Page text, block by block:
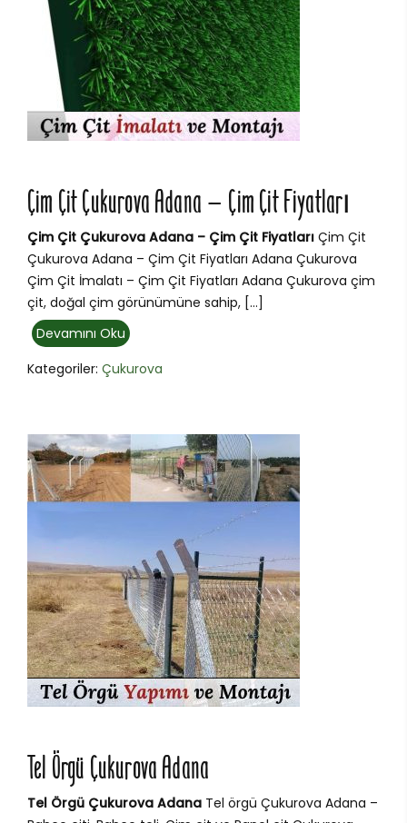
Çim Çit Çukurova Adana – Çim Çit Fiyatları
Çim Çit Çukurova Adana – Çim Çit Fiyatları Çim Çit
Çukurova Adana – Çim Çit Fiyatları Adana Çukurova
Çim Çit İmalatı – Çim Çit Fiyatları Adana Çukurova çim
çit, doğal çim görünümüne sahip, […]
Devamını Oku
Kategoriler: Çukurova
Tel Örgü Çukurova Adana
Tel Örgü Çukurova Adana Tel örgü Çukurova Adana –